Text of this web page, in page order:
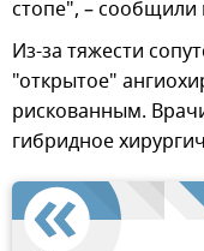
стопе", – сообщили
Из-за тяжести
"открытое"
рискованным.
гибридное